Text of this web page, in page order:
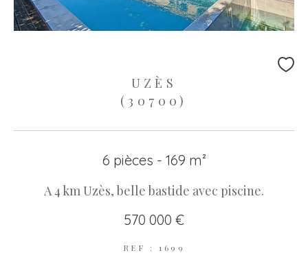
UZÈS
(30700)
6 pièces - 169 m²
A 4 km Uzès, belle bastide avec piscine.
570 000 €
REF : 1699